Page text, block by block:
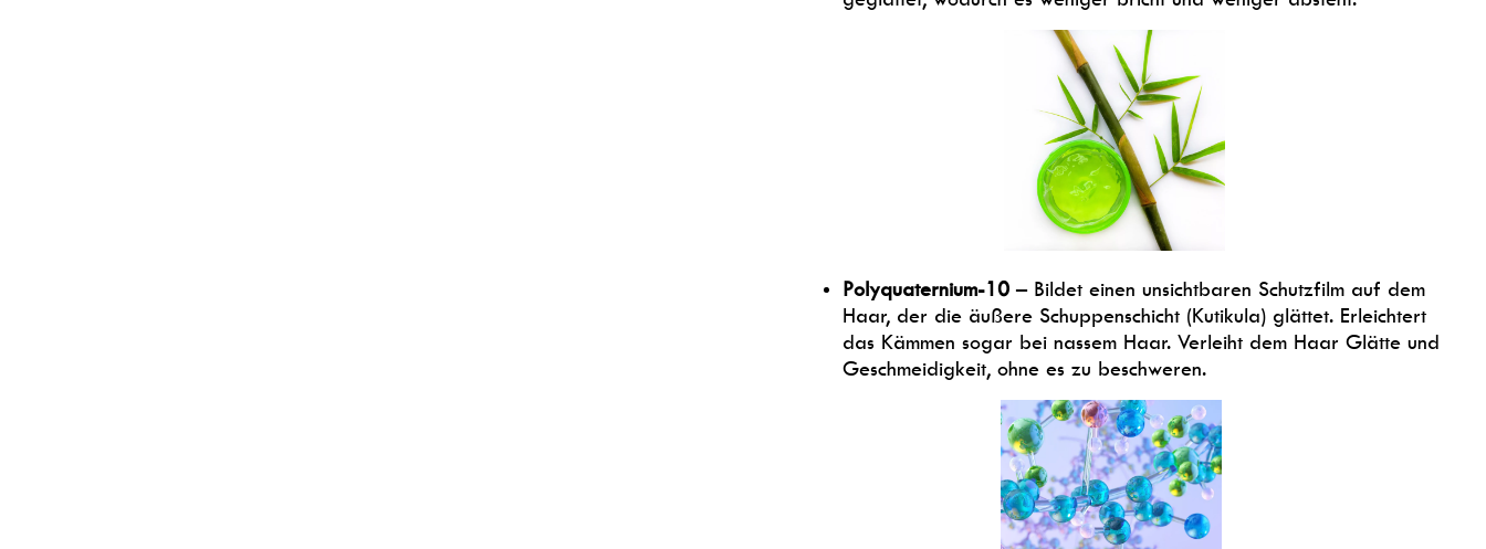
Polyquaternium-10 – Bildet einen unsichtbaren Schutzfilm auf dem
Haar, der die äußere Schuppenschicht (Kutikula) glättet. Erleichtert
das Kämmen sogar bei nassem Haar. Verleiht dem Haar Glätte und
Geschmeidigkeit, ohne es zu beschweren.